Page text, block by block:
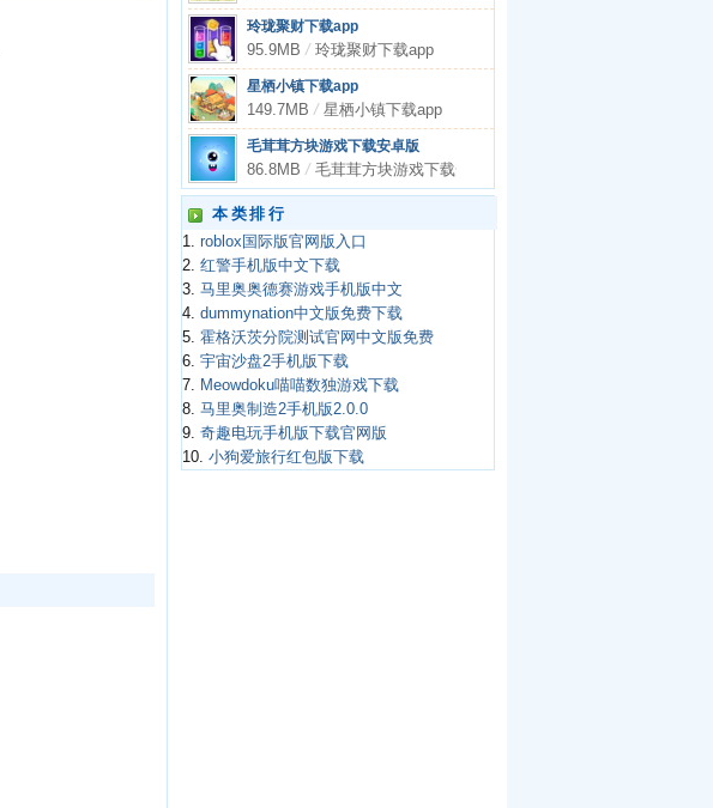
玲珑聚财下载app
95.9MB/ 玲珑聚财下载app
星栖小镇下载app
149.7MB/ 星栖小镇下载app
毛茸茸方块游戏下载安卓版
86.8MB/ 毛茸茸方块游戏下载安卓版
本类排行
1. roblox国际版官网版入口
2. 红警手机版中文下载
3. 马里奥奥德赛游戏手机版中文
4. dummynation中文版免费下载
5. 霍格沃茨分院测试官网中文版免费
6. 宇宙沙盘2手机版下载
7. Meowdoku喵喵数独游戏下载
8. 马里奥制造2手机版2.0.0
9. 奇趣电玩手机版下载官网版
10. 小狗爱旅行红包版下载